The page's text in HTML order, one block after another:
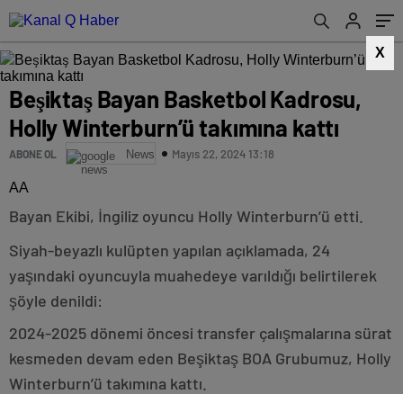
X
Beşiktaş Bayan Basketbol Kadrosu,
Holly Winterburn’ü takımına kattı
ABONE OL News Mayıs 22, 2024 13:18
AA
Bayan Ekibi, İngiliz oyuncu Holly Winterburn’ü etti.
Siyah-beyazlı kulüpten yapılan açıklamada, 24
yaşındaki oyuncuyla muahedeye varıldığı belirtilerek
şöyle denildi:
2024-2025 dönemi öncesi transfer çalışmalarına sürat
kesmeden devam eden Beşiktaş BOA Grubumuz, Holly
Winterburn’ü takımına kattı.